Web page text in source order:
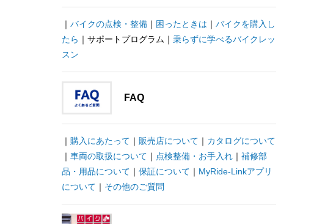
｜ バイクの点検・整備｜ 困ったときは ｜ バイクを購入し
たら ｜サポートプログラム｜ 乗らずに学べるバイクレッ
スン
FAQ
｜ 購入にあたって ｜ 販売店について ｜ カタログについて
｜ 車両の取扱について ｜ 点検整備・お手入れ｜ 補修部
品・用品について ｜ 保証について ｜ MyRide-Linkアプリ
について ｜ その他のご質問